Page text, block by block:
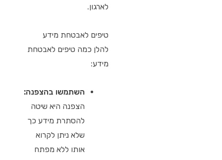
לארגון.
טיפים לאבטחת מידע
להלן כמה טיפים לאבטחת
מידע:
השתמשו בהצפנה:
הצפנה היא שיטה
להסתרת מידע כך
שלא ניתן לקרוא
אותו ללא מפתח